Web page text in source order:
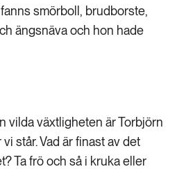
smörboll, brudborste,
ängsnäva och hon hade
vilda växtligheten är Torbjörn
står. Vad är finast av det
Ta frö och så i kruka eller